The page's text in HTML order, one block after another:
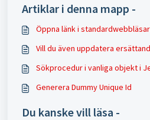
Artiklar i denna mapp -
Öppna länk i
Vill du även uppdatera
Sökprocedur i vanliga objekt i
Generera Dummy Unique Id
Du kanske vill läsa -